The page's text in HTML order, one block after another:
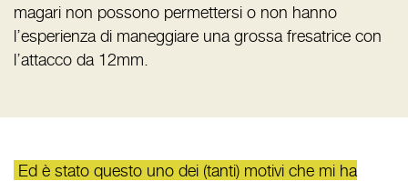
magari non possono permettersi o non hanno
l’esperienza di maneggiare una grossa fresatrice con
l’attacco da 12mm.
Ed è stato questo uno dei (tanti) motivi che mi ha